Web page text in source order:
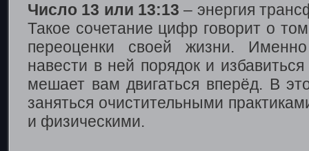
Число 13 или 13:13 – энергия
Такое сочетание цифр говорит о
переоценки своей жизни.
навести в ней порядок и
мешает вам двигаться вперёд. В
заняться очистительными
и физическими.